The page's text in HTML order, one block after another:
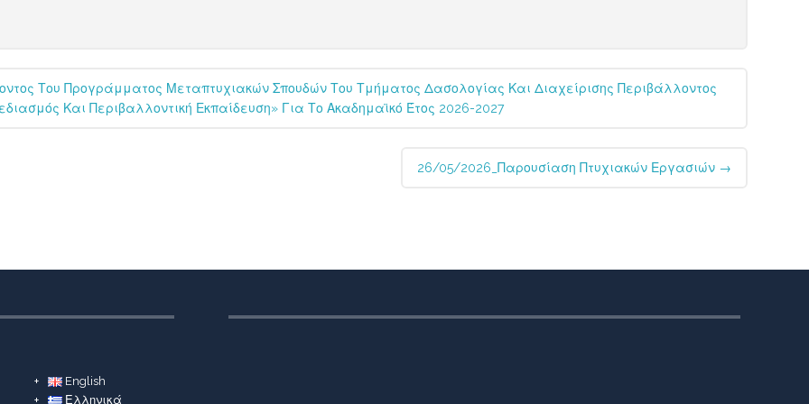
Του Προγράμματος Μεταπτυχιακών Σπουδών Του Τμήματος Δασολογίας Και Διαχείρισης Περιβάλλοντος
Και Περιβαλλοντική Εκπαίδευση» Για Το Ακαδημαϊκό Έτος 2026-2027
26/05/2026_Παρουσίαση Πτυχιακών Εργασιών →
English
Ελληνικά